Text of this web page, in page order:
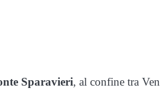
Sparavieri, al confine tra